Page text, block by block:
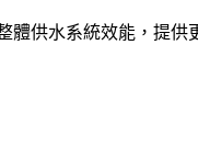
供水系統效能，提供